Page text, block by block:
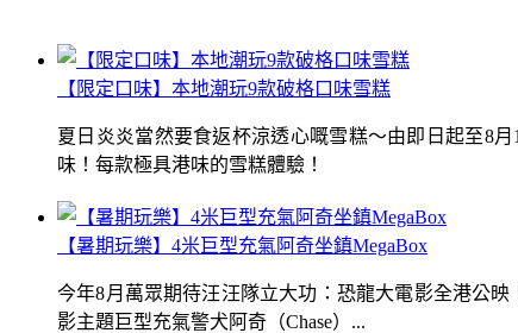
【限定口味】本地潮玩9款破格口味雪糕
夏日炎炎當然要食返杯涼透心嘅雪糕～由即日起至8
味！每款極具港味的雪糕體驗！
【暑期玩樂】4米巨型充氣阿奇坐鎮MegaBox
今年8月萬眾期待汪汪隊立大功：恐龍大電影全港公
影主題巨型充氣警犬阿奇（Chase）...